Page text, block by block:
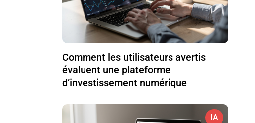
Comment les utilisateurs avertis
évaluent une plateforme
d’investissement numérique
IA